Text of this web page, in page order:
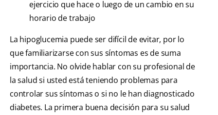
ejercicio que hace o luego de un cambio en su
horario de trabajo
La hipoglucemia puede ser difícil de evitar, por lo
que familiarizarse con sus síntomas es de suma
importancia. No olvide hablar con su profesional de
la salud si usted está teniendo problemas para
controlar sus síntomas o si no le han diagnosticado
diabetes. La primera buena decisión para su salud